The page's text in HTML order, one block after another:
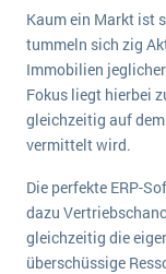
Schulung
Auswertung
Service und
Handel
Handwerk
Health Care
IKT
Installation
Medien
5 Funktionen
Was ist Data
Mehr über
ERP
Kontakt
Kaum ein Markt ist
tummeln sich zig
Immobilien
Fokus liegt hierbei
gleichzeitig auf
vermittelt wird.
Die perfekte ERP-
dazu
gleichzeitig die
überschüssige